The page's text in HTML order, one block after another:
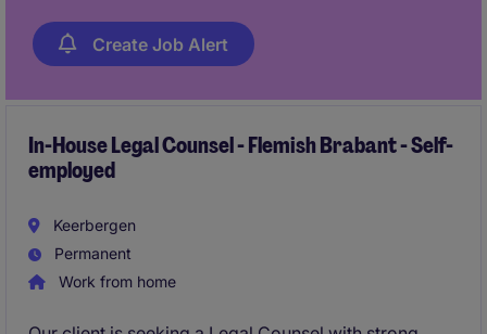
Create Job Alert
In-House Legal Counsel - Flemish Brabant - Self-
employed
Keerbergen
Permanent
Work from home